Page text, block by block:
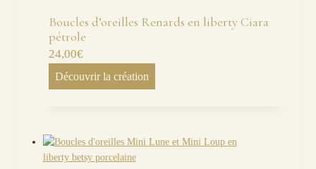
Boucles d’oreilles Renards en liberty Ciara
pétrole
24,00€
Découvrir la création